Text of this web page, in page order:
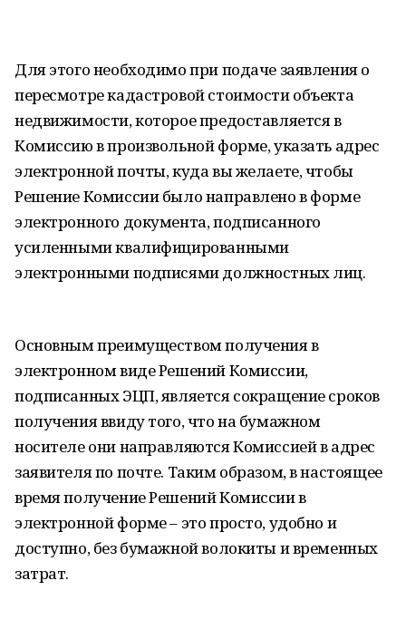
Для этого необходимо при подаче заявления о
пересмотре кадастровой стоимости объекта
недвижимости, которое предоставляется в
Комиссию в произвольной форме, указать адрес
электронной почты, куда вы желаете, чтобы
Решение Комиссии было направлено в форме
электронного документа, подписанного
усиленными квалифицированными
электронными подписями должностных лиц.
Основным преимуществом получения в
электронном виде Решений Комиссии,
подписанных ЭЦП, является сокращение сроков
получения ввиду того, что на бумажном
носителе они направляются Комиссией в адрес
заявителя по почте. Таким образом, в настоящее
время получение Решений Комиссии в
электронной форме – это просто, удобно и
доступно, без бумажной волокиты и временных
затрат.